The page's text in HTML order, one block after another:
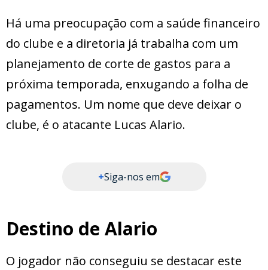
Há uma preocupação com a saúde financeiro
do clube e a diretoria já trabalha com um
planejamento de corte de gastos para a
próxima temporada, enxugando a folha de
pagamentos. Um nome que deve deixar o
clube, é o atacante Lucas Alario.
+Siga-nos em
Destino de Alario
O jogador não conseguiu se destacar este